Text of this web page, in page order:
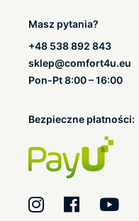
Masz pytania?
+48 538 892 843
sklep@comfort4u.eu
Pon-Pt 8:00 – 16:00
Bezpieczne płatności: